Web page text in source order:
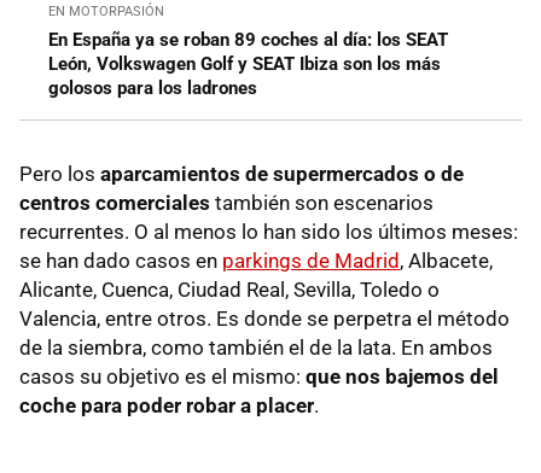
EN MOTORPASIÓN
En España ya se roban 89 coches al día: los SEAT
León, Volkswagen Golf y SEAT Ibiza son los más
golosos para los ladrones
Pero los aparcamientos de supermercados o de
centros comerciales también son escenarios
recurrentes. O al menos lo han sido los últimos meses:
se han dado casos en parkings de Madrid, Albacete,
Alicante, Cuenca, Ciudad Real, Sevilla, Toledo o
Valencia, entre otros. Es donde se perpetra el método
de la siembra, como también el de la lata. En ambos
casos su objetivo es el mismo: que nos bajemos del
coche para poder robar a placer.